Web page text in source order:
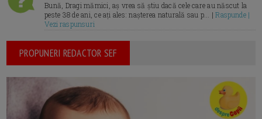
Bună, Dragi mămici, aș vrea să știu dacă cele care au născut la
peste 38 de ani, ce ați ales: nașterea naturală sau p... |Raspunde |
Vezi raspunsuri
PROPUNERI REDACTOR SEF